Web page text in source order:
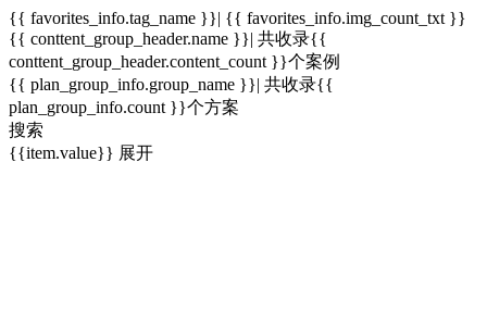
{{ favorites_info.tag_name }}| {{ favorites_info.img_count_txt }}
{{ conttent_group_header.name }}| 共收录{{
conttent_group_header.content_count }}个案例
{{ plan_group_info.group_name }}| 共收录{{
plan_group_info.count }}个方案
搜索
{{item.value}} 展开